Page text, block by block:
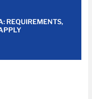
REQUIREMENTS,